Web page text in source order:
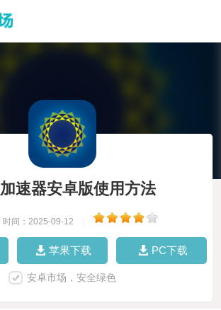
速器安卓版使用方法
时间：2025-09-12
苹果下载 PC下载
安卓市场，安全绿色